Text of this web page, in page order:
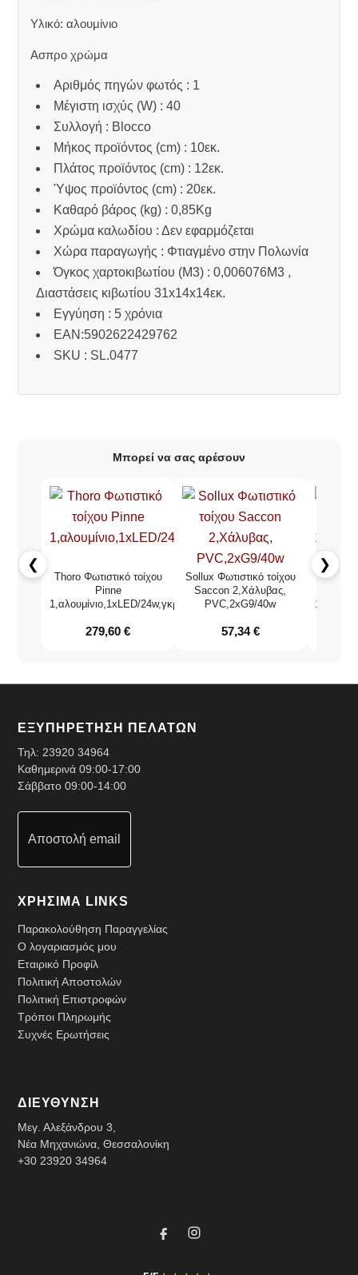
Υλικό: αλουμίνιο
Ασπρο χρώμα
Αριθμός πηγών φωτός : 1
Μέγιστη ισχύς (W) : 40
Συλλογή : Blocco
Μήκος προϊόντος (cm) : 10εκ.
Πλάτος προϊόντος (cm) : 12εκ.
Ύψος προϊόντος (cm) : 20εκ.
Καθαρό βάρος (kg) : 0,85Kg
Χρώμα καλωδίου : Δεν εφαρμόζεται
Χώρα παραγωγής : Φτιαγμένο στην Πολωνία
Όγκος χαρτοκιβωτίου (M3) : 0,006076M3 ,
Διαστάσεις κιβωτίου 31x14x14εκ.
Εγγύηση : 5 χρόνια
EAN:5902622429762
SKU : SL.0477
Μπορεί να σας αρέσουν
❮
Thoro Φωτιστικό τοίχου
Pinne
1,αλουμίνιο,1xLED/24w,γκρί
279,60€
Sollux Φωτιστικό τοίχου
Saccon 2,Χάλυβας,
PVC,2xG9/40w
57,34€
Thoro
❯
ΕΞΥΠΗΡΕΤΗΣΗ ΠΕΛΑΤΩΝ
Τηλ: 23920 34964
Καθημερινά 09:00-17:00
Σάββατο 09:00-14:00
Αποστολή email
ΧΡΗΣΙΜΑ LINKS
Παρακολούθηση Παραγγελίας
Ο λογαριασμός μου
Εταιρικό Προφίλ
Πολιτική Αποστολών
Πολιτική Επιστροφών
Τρόποι Πληρωμής
Συχνές Ερωτήσεις
ΔΙΕΥΘΥΝΣΗ
Μεγ. Αλεξάνδρου 3,
Νέα Μηχανιώνα, Θεσσαλονίκη
+30 23920 34964